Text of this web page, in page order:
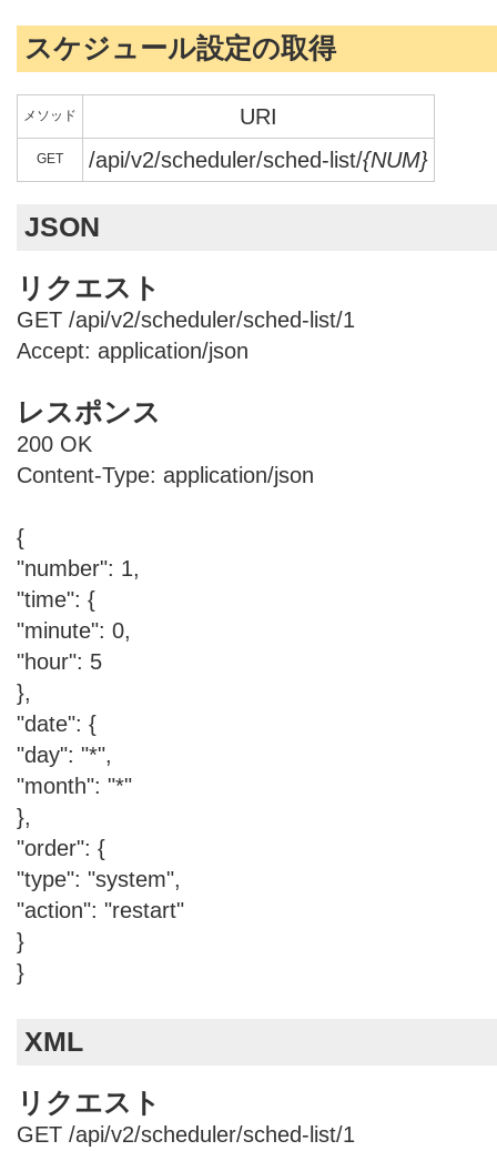
スケジュール設定の取得
メソッド URI
GET /api/v2/scheduler/sched-list/{NUM}
JSON
リクエスト
GET /api/v2/scheduler/sched-list/1
Accept: application/json
レスポンス
200 OK
Content-Type: application/json
{
"number": 1,
"time": {
"minute": 0,
"hour": 5
},
"date": {
"day": "*",
"month": "*"
},
"order": {
"type": "system",
"action": "restart"
}
}
XML
リクエスト
GET /api/v2/scheduler/sched-list/1